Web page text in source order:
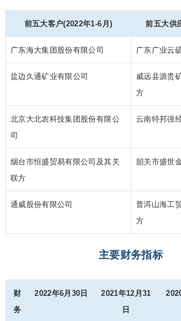
前五大客户(2022年1-6月) 前五大供
广东海大集团股份有限公司 广东广业云
盐边久通矿业有限公司
威远县源贵
方
北京大北农科技集团股份有限公
司
云南特邦强
烟台市恒盛贸易有限公司及其关
联方
韶关市盛世
通威股份有限公司
普洱山海工
方
主要财务指标
财
务
2022年6月30日
2021年12月31
日